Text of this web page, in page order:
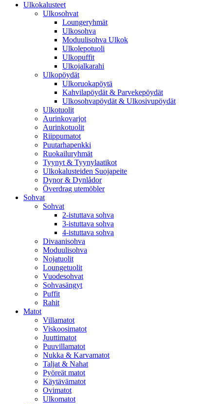
Ulkokalusteet
Ulkosohvat
Loungeryhmät
Ulkosohva
Moduulisohva Ulkok
Ulkolepotuoli
Ulkopuffit
Ulkojalkarahi
Ulkopöydät
Ulkoruokapöytä
Kahvilapöydät & Parvekepöydät
Ulkosohvapöydät & Ulkosivupöydät
Ulkotuolit
Aurinkovarjot
Aurinkotuolit
Riippumatot
Puutarhapenkki
Ruokailuryhmät
Tyynyt & Tyynylaatikot
Ulkokalusteiden Suojapeite
Dynor & Dynlådor
Överdrag utemöbler
Sohvat
Sohvat
2-istuttava sohva
3-istuttava sohva
4-istuttava sohva
Divaanisohva
Moduulisohva
Nojatuolit
Loungetuolit
Vuodesohvat
Sohvasängyt
Puffit
Rahit
Matot
Villamatot
Viskoosimatot
Juuttimatot
Puuvillamatot
Nukka & Karvamatot
Taljat & Nahat
Pyöreät matot
Käytävämatot
Ovimatot
Ulkomatot